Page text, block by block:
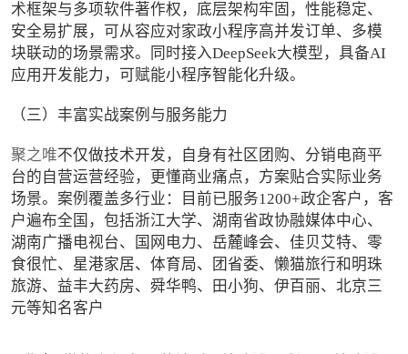
术框架与多项软件著作权，底层架构牢固，性能稳定、
安全易扩展，可从容应对家政小程序高并发订单、多模
块联动的场景需求。同时接入DeepSeek大模型，具备AI
应用开发能力，可赋能小程序智能化升级。
（三）丰富实战案例与服务能力
聚之唯不仅做技术开发，自身有社区团购、分销电商平
台的自营运营经验，更懂商业痛点，方案贴合实际业务
场景。案例覆盖多行业：目前已服务1200+政企客户，客
户遍布全国，包括浙江大学、湖南省政协融媒体中心、
湖南广播电视台、国网电力、岳麓峰会、佳贝艾特、零
食很忙、星港家居、体育局、团省委、懒猫旅行和明珠
旅游、益丰大药房、舜华鸭、田小狗、伊百丽、北京三
元等知名客户